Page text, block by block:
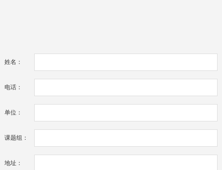
姓名：
电话：
单位：
课题组：
地址：